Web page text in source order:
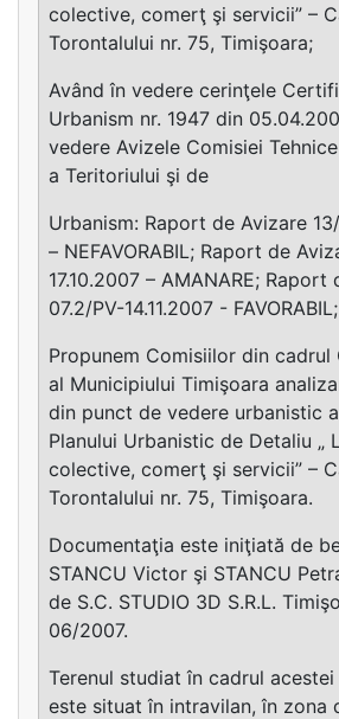
colective, comerţ şi servicii” –
Torontalului nr. 75, Timişoara;
Având în vedere cerinţele
Urbanism nr. 1947 din
vedere Avizele Comisiei
a Teritoriului şi de
Urbanism: Raport de Avizare
– NEFAVORABIL; Raport de
17.10.2007 – AMANARE; Raport
07.2/PV-14.11.2007 - FAVORABIL;
Propunem Comisiilor din cadrul
al Municipiului Timişoara
din punct de vedere urbanistic
Planului Urbanistic de Detaliu „
colective, comerţ şi servicii” –
Torontalului nr. 75, Timişoara.
Documentaţia este iniţiată de
STANCU Victor şi STANCU
de S.C. STUDIO 3D S.R.L.
06/2007.
Terenul studiat în cadrul
este situat în intravilan, în zona